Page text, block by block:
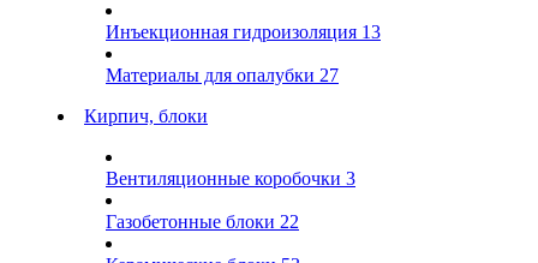
Инъекционная гидроизоляция 13
Материалы для опалубки 27
Кирпич, блоки
Вентиляционные коробочки 3
Газобетонные блоки 22